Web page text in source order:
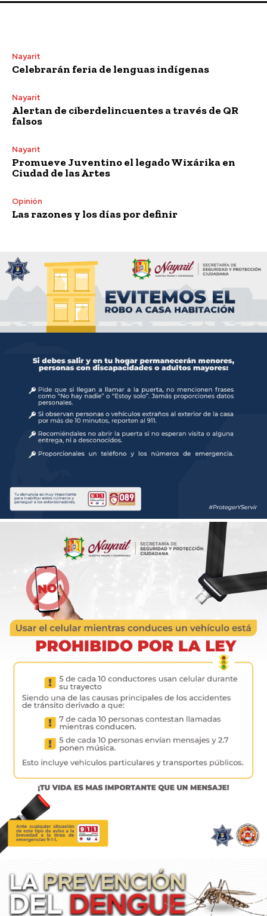
Nayarit
Celebrarán feria de lenguas indígenas
Nayarit
Alertan de ciberdelincuentes a través de QR
falsos
Nayarit
Promueve Juventino el legado Wixárika en
Ciudad de las Artes
Opinión
Las razones y los días por definir